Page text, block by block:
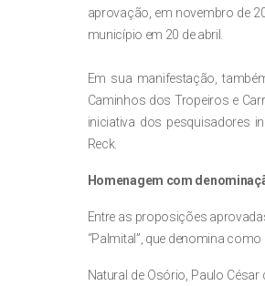
aprovação, em novembro de
município em 20 de abril.
Em sua manifestação,
Caminhos dos Tropeiros e
iniciativa dos pesquisadores
Reck.
Homenagem com
Entre as proposições
“Palmital”, que denomina como
Natural de Osório, Paulo